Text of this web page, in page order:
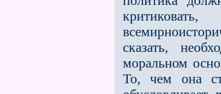
сказать,
моральном
То, чем она